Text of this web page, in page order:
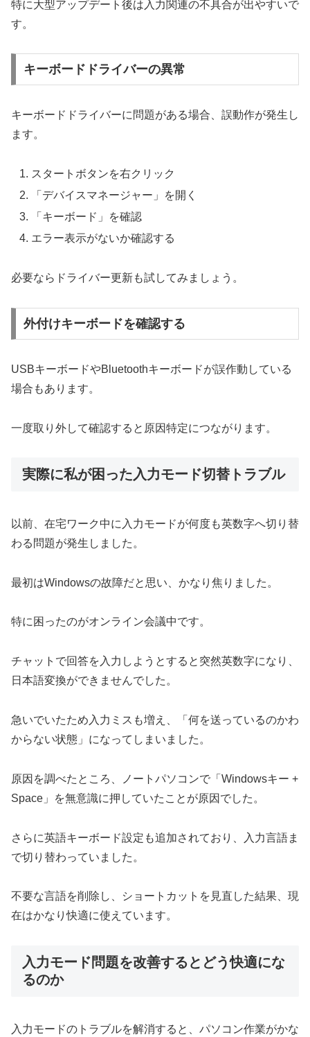
特に大型アップデート後は入力関連の不具合が出やすいで
す。
キーボードドライバーの異常
キーボードドライバーに問題がある場合、誤動作が発生し
ます。
スタートボタンを右クリック
「デバイスマネージャー」を開く
「キーボード」を確認
エラー表示がないか確認する
必要ならドライバー更新も試してみましょう。
外付けキーボードを確認する
USBキーボードやBluetoothキーボードが誤作動している
場合もあります。
一度取り外して確認すると原因特定につながります。
実際に私が困った入力モード切替トラブル
以前、在宅ワーク中に入力モードが何度も英数字へ切り替
わる問題が発生しました。
最初はWindowsの故障だと思い、かなり焦りました。
特に困ったのがオンライン会議中です。
チャットで回答を入力しようとすると突然英数字になり、
日本語変換ができませんでした。
急いでいたため入力ミスも増え、「何を送っているのかわ
からない状態」になってしまいました。
原因を調べたところ、ノートパソコンで「Windowsキー +
Space」を無意識に押していたことが原因でした。
さらに英語キーボード設定も追加されており、入力言語ま
で切り替わっていました。
不要な言語を削除し、ショートカットを見直した結果、現
在はかなり快適に使えています。
入力モード問題を改善するとどう快適にな
るのか
入力モードのトラブルを解消すると、パソコン作業がかな